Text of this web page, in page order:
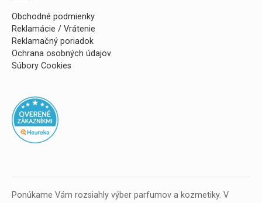
Obchodné podmienky
Reklamácie / Vrátenie
Reklamačný poriadok
Ochrana osobných údajov
Súbory Cookies
Ponúkame Vám rozsiahly výber parfumov a kozmetiky. V